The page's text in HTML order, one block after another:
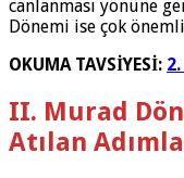
canlanması yönüne
Dönemi ise çok
OKUMA TAVSİYESİ:
II. Murad
Atılan